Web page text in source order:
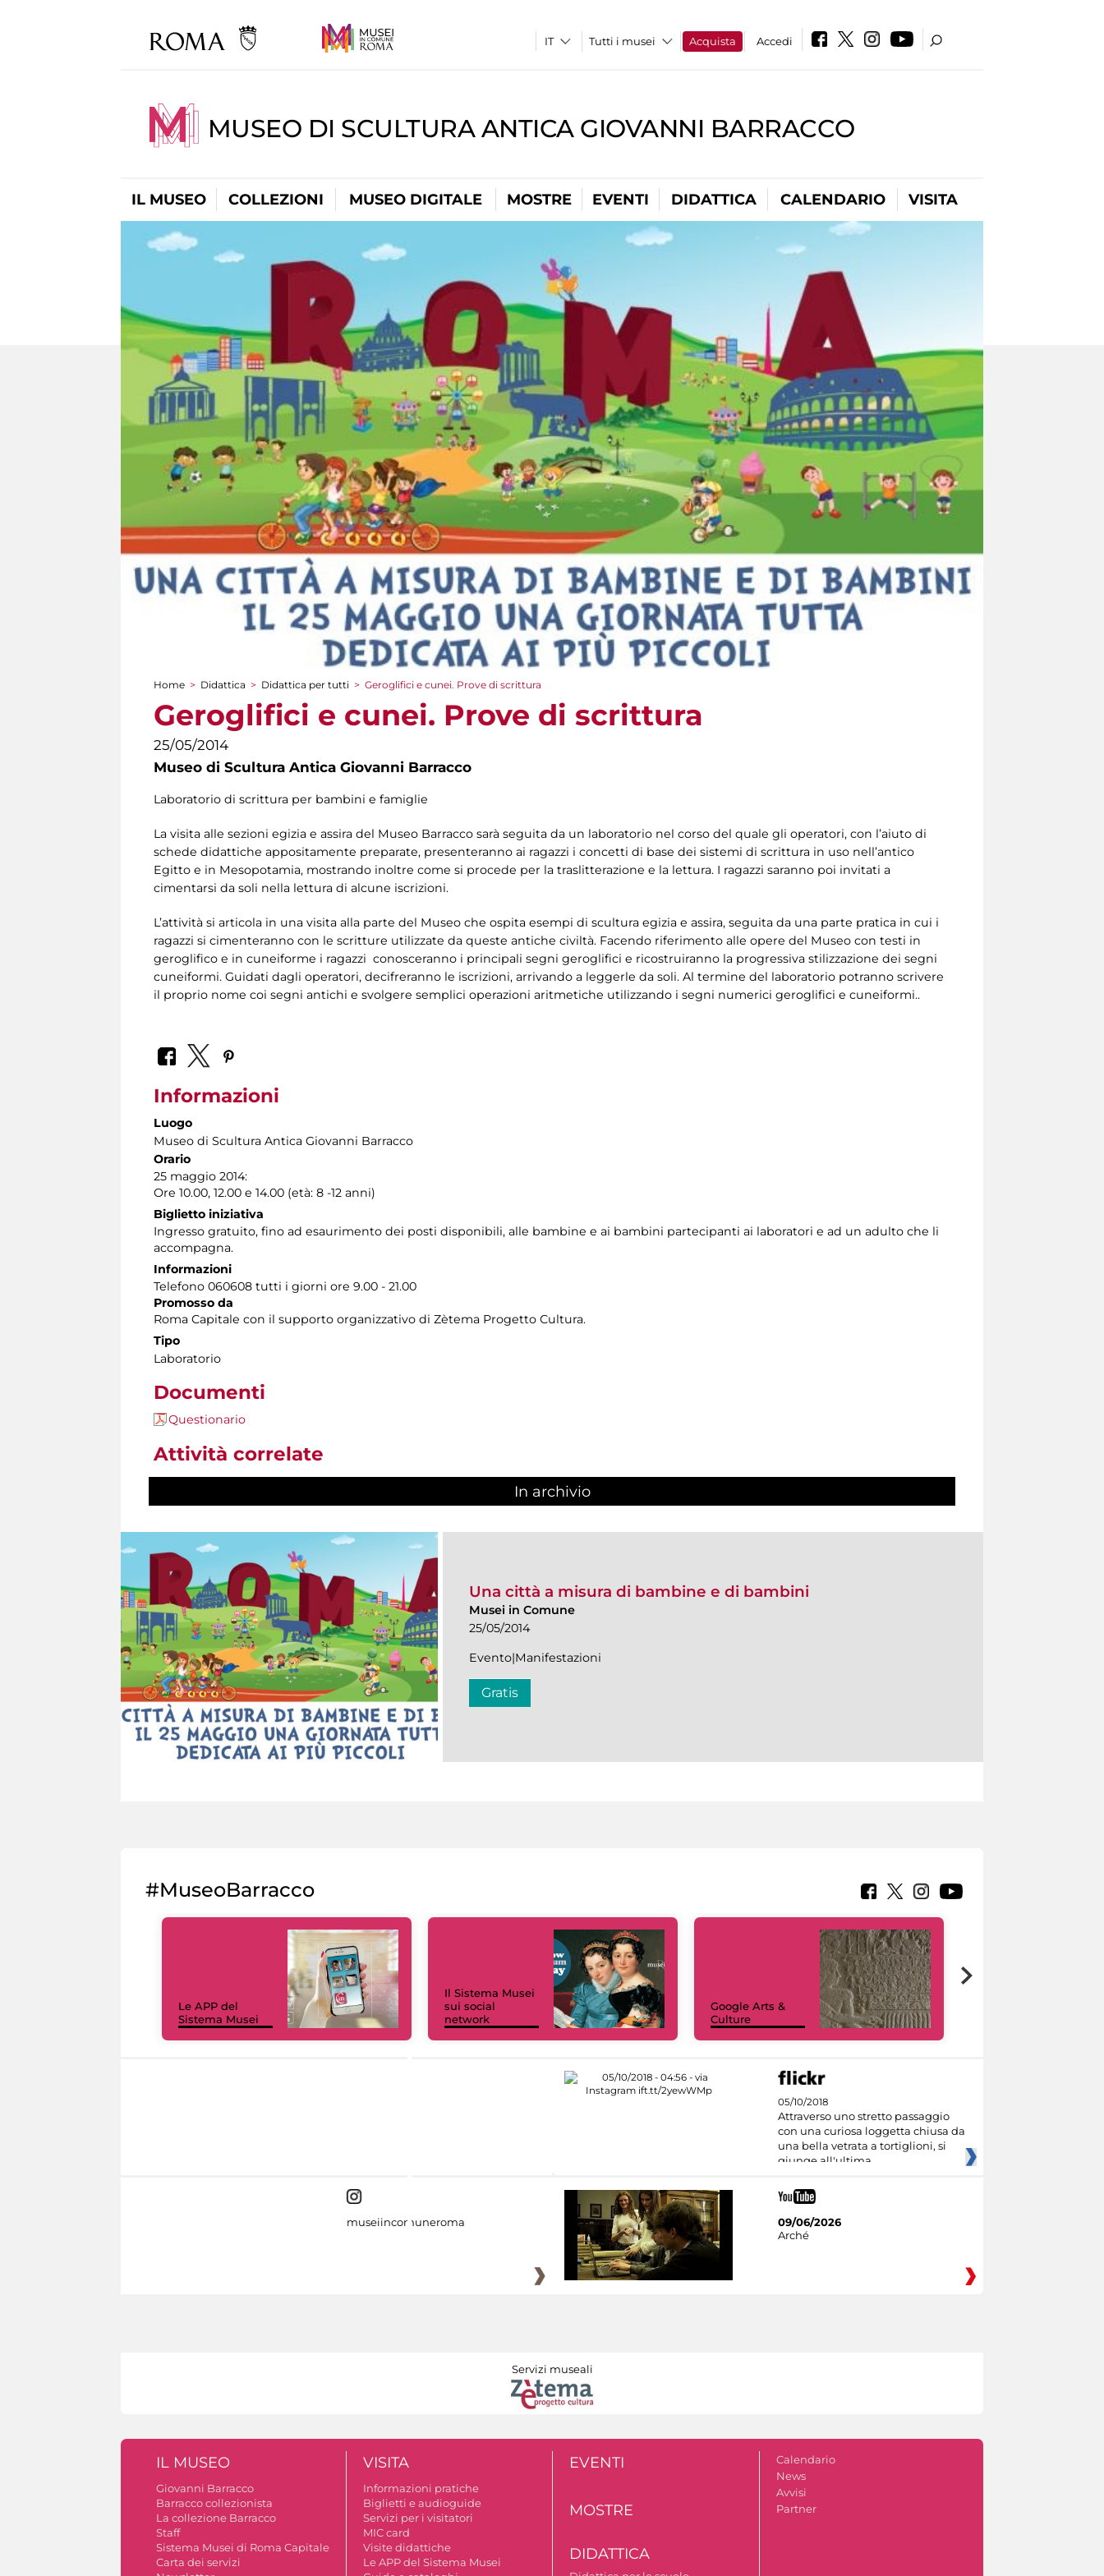
Tutti i musei Acquista Accedi
MUSEO DI SCULTURA ANTICA GIOVANNI BARRACCO
IL MUSEO COLLEZIONI MUSEO DIGITALE MOSTRE EVENTI DIDATTICA CALENDARIO VISITA
Tu sei qui
Home > Didattica > Didattica per tutti > Geroglifici e cunei. Prove di scrittura
Geroglifici e cunei. Prove di scrittura
25/05/2014
Museo di Scultura Antica Giovanni Barracco
Laboratorio di scrittura per bambini e famiglie
La visita alle sezioni egizia e assira del Museo Barracco sarà seguita da un laboratorio nel corso del quale gli operatori, con l’aiuto di
schede didattiche appositamente preparate, presenteranno ai ragazzi i concetti di base dei sistemi di scrittura in uso nell’antico
Egitto e in Mesopotamia, mostrando inoltre come si procede per la traslitterazione e la lettura. I ragazzi saranno poi invitati a
cimentarsi da soli nella lettura di alcune iscrizioni.
L’attività si articola in una visita alla parte del Museo che ospita esempi di scultura egizia e assira, seguita da una parte pratica in cui i
ragazzi si cimenteranno con le scritture utilizzate da queste antiche civiltà. Facendo riferimento alle opere del Museo con testi in
geroglifico e in cuneiforme i ragazzi conosceranno i principali segni geroglifici e ricostruiranno la progressiva stilizzazione dei segni
cuneiformi. Guidati dagli operatori, decifreranno le iscrizioni, arrivando a leggerle da soli. Al termine del laboratorio potranno scrivere
il proprio nome coi segni antichi e svolgere semplici operazioni aritmetiche utilizzando i segni numerici geroglifici e cuneiformi..
Informazioni
Luogo
Museo di Scultura Antica Giovanni Barracco
Orario
25 maggio 2014:
Ore 10.00, 12.00 e 14.00 (età: 8 -12 anni)
Biglietto iniziativa
Ingresso gratuito, fino ad esaurimento dei posti disponibili, alle bambine e ai bambini partecipanti ai laboratori e ad un adulto che li
accompagna.
Informazioni
Telefono 060608 tutti i giorni ore 9.00 - 21.00
Promosso da
Roma Capitale con il supporto organizzativo di Zètema Progetto Cultura.
Tipo
Laboratorio
Documenti
Questionario
Attività correlate
In archivio
Una città a misura di bambine e di bambini
Musei in Comune
25/05/2014
Evento|Manifestazioni
Gratis
#MuseoBarracco
Le APP del
Sistema Musei
Il Sistema Musei
sui social
network
Google Arts &
Culture
05/10/2018
Attraverso uno stretto passaggio
con una curiosa loggetta chiusa da
una bella vetrata a tortiglioni, si
giunge all'ultima
museiincomuneroma
09/06/2026
Arché
Servizi museali
IL MUSEO
Giovanni Barracco
Barracco collezionista
La collezione Barracco
Staff
Sistema Musei di Roma Capitale
Carta dei servizi
VISITA
Informazioni pratiche
Biglietti e audioguide
Servizi per i visitatori
MIC card
Visite didattiche
Le APP del Sistema Musei
EVENTI
MOSTRE
DIDATTICA
Calendario
News
Avvisi
Partner